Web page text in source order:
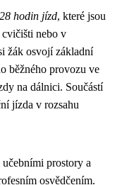
hodin jízd, které jsou
nebo v
žák osvojí základní
běžného provozu ve
na dálnici. Součástí
jízda v rozsahu
prostory a
osvědčením.